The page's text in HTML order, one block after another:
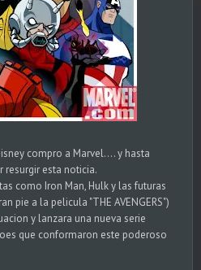
compro a Marvel.... y hasta
resurgir esta noticia.
como Iron Man, Hulk y las futuras
pie a la pelicula "THE AVENGERS")
y lanzara una nueva serie
que conformaron este poderoso